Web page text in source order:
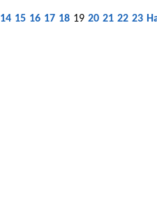
14 15 16 17 18 19 20 21 22 23